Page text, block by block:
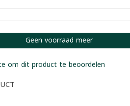
Geen voorraad meer
om dit product te beoordelen